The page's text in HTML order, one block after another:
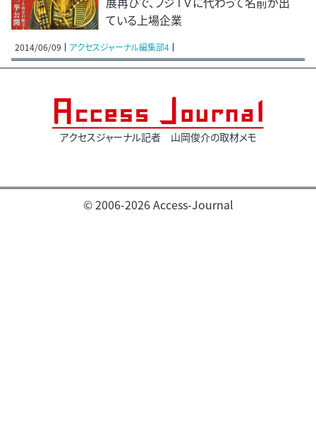
ている上場企業
2014/06/09 アクセスジャーナル編集部4
アクセスジャーナル記者 山岡俊介の取材メモ
© 2006-2026 Access-Journal